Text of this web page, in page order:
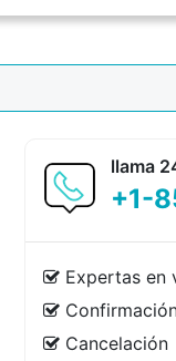
llama
+1-
Expertas en
Cancelación